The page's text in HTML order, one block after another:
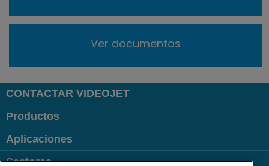
Ver documentos
CONTACTAR VIDEOJET
Productos
Aplicaciones
Sectores